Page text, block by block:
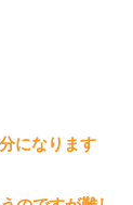
になります